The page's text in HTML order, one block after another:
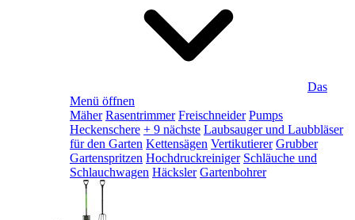
Das
Menü öffnen
Mäher Rasentrimmer Freischneider Pumps
Heckenschere + 9 nächste Laubsauger und Laubbläser
für den Garten Kettensägen Vertikutierer Grubber
Gartenspritzen Hochdruckreiniger Schläuche und
Schlauchwagen Häcksler Gartenbohrer